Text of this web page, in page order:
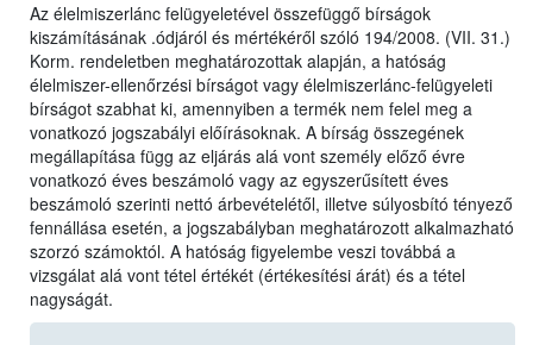
Az élelmiszerlánc felügyeletével összefüggő bírságok
kiszámításának .ódjáról és mértékéről szóló 194/2008. (VII. 31.)
Korm. rendeletben meghatározottak alapján, a hatóság
élelmiszer-ellenőrzési bírságot vagy élelmiszerlánc-felügyeleti
bírságot szabhat ki, amennyiben a termék nem felel meg a
vonatkozó jogszabályi előírásoknak. A bírság összegének
megállapítása függ az eljárás alá vont személy előző évre
vonatkozó éves beszámoló vagy az egyszerűsített éves
beszámoló szerinti nettó árbevételétől, illetve súlyosbító tényező
fennállása esetén, a jogszabályban meghatározott alkalmazható
szorzó számoktól. A hatóság figyelembe veszi továbbá a
vizsgálat alá vont tétel értékét (értékesítési árát) és a tétel
nagyságát.